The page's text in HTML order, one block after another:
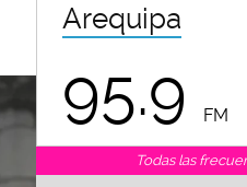
Arequipa
95.9 FM
Todas las